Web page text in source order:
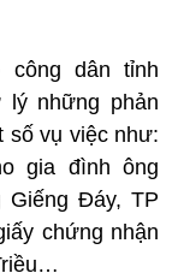
công dân tỉnh
lý những phản
số vụ việc như:
gia đình ông
Giếng Đáy, TP
chứng nhận